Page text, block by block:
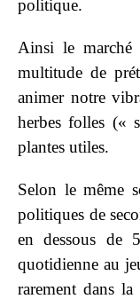
politique.
Ainsi le marché
multitude de
animer notre
herbes folles («
plantes utiles.
Selon le même
politiques de
en dessous de
quotidienne au
rarement dans